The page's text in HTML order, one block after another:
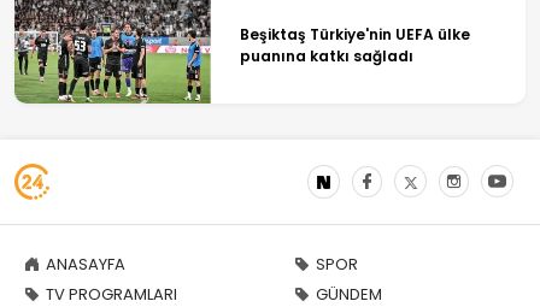
Beşiktaş Türkiye'nin UEFA ülke
puanına katkı sağladı
ANASAYFA
TV PROGRAMLARI
SPOR
GÜNDEM